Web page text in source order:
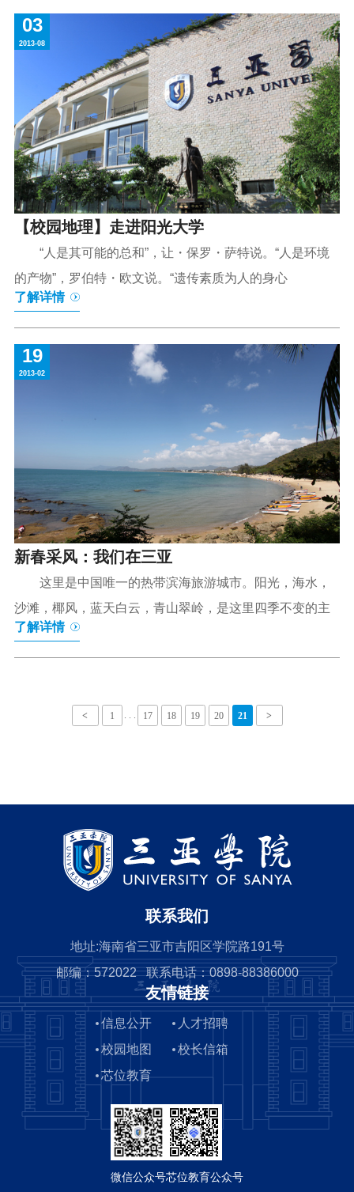
03
2013-08
【校园地理】走进阳光大学
“人是其可能的总和”，让・保罗・萨特说。“人是环境
的产物”，罗伯特・欧文说。“遗传素质为人的身心
了解详情
19
2013-02
新春采风：我们在三亚
这里是中国唯一的热带滨海旅游城市。阳光，海水，
沙滩，椰风，蓝天白云，青山翠岭，是这里四季不变的主
了解详情
< 1 . . . 17 18 19 20 21 >
联系我们
地址:海南省三亚市吉阳区学院路191号
邮编：572022 联系电话：0898-88386000
友情链接
信息公开
人才招聘
校园地图
校长信箱
芯位教育
微信公众号芯位教育公众号